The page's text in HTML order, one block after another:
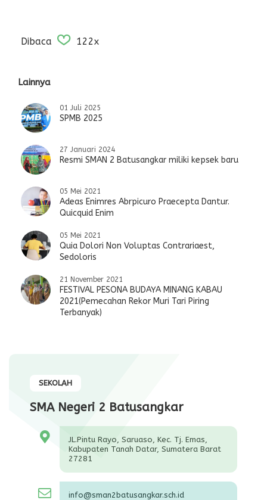
Dibaca 122x
Lainnya
01 Juli 2025
SPMB 2025
27 Januari 2024
Resmi SMAN 2 Batusangkar miliki kepsek baru
05 Mei 2021
Adeas Enimres Abrpicuro Praecepta Dantur.
Quicquid Enim
05 Mei 2021
Quia Dolori Non Voluptas Contrariaest,
Sedoloris
21 November 2021
FESTIVAL PESONA BUDAYA MINANG KABAU
2021(Pemecahan Rekor Muri Tari Piring
Terbanyak)
SEKOLAH
SMA Negeri 2 Batusangkar
JL.Pintu Rayo, Saruaso, Kec. Tj. Emas,
Kabupaten Tanah Datar, Sumatera Barat
27281
info@sman2batusangkar.sch.id